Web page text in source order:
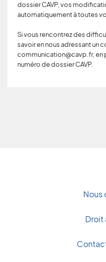
dossier CAVP, vos
automatiquement à toutes
Si vous rencontrez des
savoir en nous adressant un
communication@cavp.fr, en
numéro de dossier CAVP.
Nous
Droit